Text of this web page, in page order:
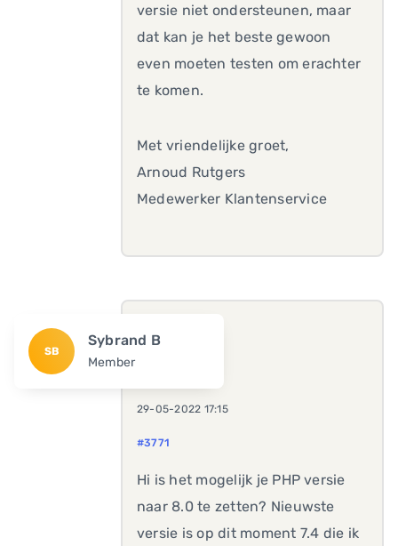
versie niet ondersteunen, maar
dat kan je het beste gewoon
even moeten testen om erachter
te komen.
Met vriendelijke groet,
Arnoud Rutgers
Medewerker Klantenservice
SB
Sybrand B
Member
29-05-2022 17:15
#3771
Hi is het mogelijk je PHP versie
naar 8.0 te zetten? Nieuwste
versie is op dit moment 7.4 die ik